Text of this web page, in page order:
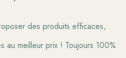
des produits efficaces,
au meilleur prix ! Toujours 100%